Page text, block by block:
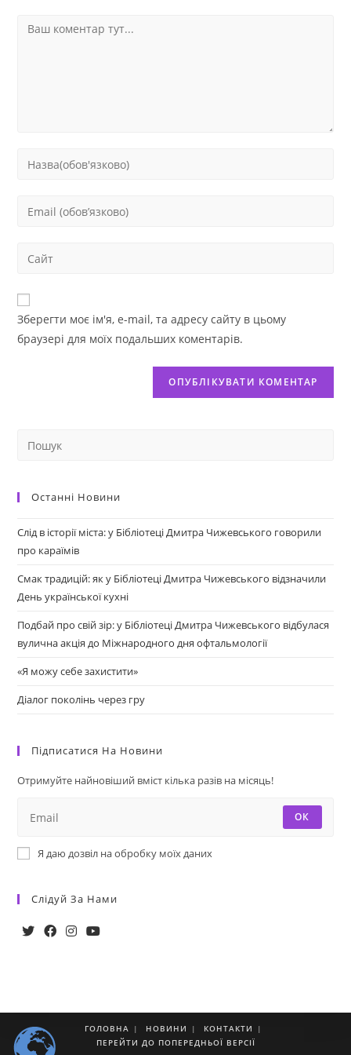
Зберегти моє ім'я, e-mail, та адресу сайту в цьому
браузері для моїх подальших коментарів.
Останні Новини
Слід в історії міста: у Бібліотеці Дмитра Чижевського говорили
про караїмів
Смак традицій: як у Бібліотеці Дмитра Чижевського відзначили
День української кухні
Подбай про свій зір: у Бібліотеці Дмитра Чижевського відбулася
вулична акція до Міжнародного дня офтальмології
«Я можу себе захистити»
Діалог поколінь через гру
Підписатися На Новини
Отримуйте найновіший вміст кілька разів на місяць!
ОК
Я даю дозвіл на обробку моїх даних
Слідуй За Нами
ГОЛОВНА НОВИНИ
КОНТАКТИ
ПЕРЕЙТИ ДО ПОПЕРЕДНЬОЇ ВЕРСІЇ